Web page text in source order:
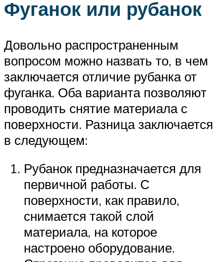
Фуганок или рубанок
Довольно распространенным
вопросом можно назвать то, в чем
заключается отличие рубанка от
фуганка. Оба варианта позволяют
проводить снятие материала с
поверхности. Разница заключается
в следующем:
Рубанок предназначается для
первичной работы. С
поверхности, как правило,
снимается такой слой
материала, на которое
настроено оборудование.